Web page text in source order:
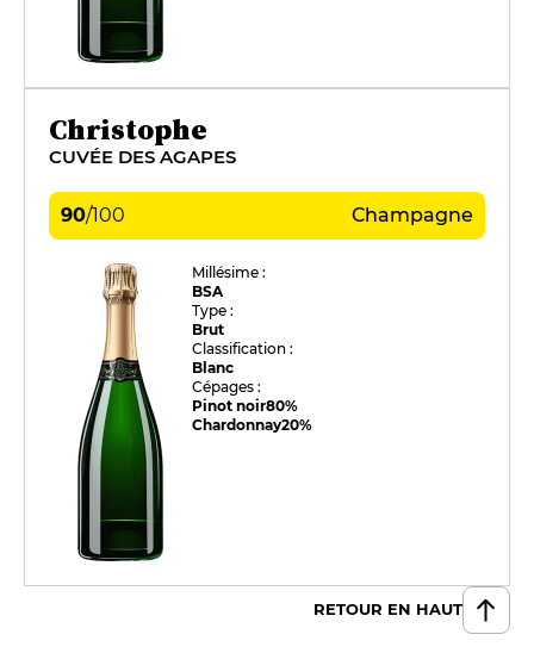
Christophe
CUVÉE DES AGAPES
90/100 Champagne
Millésime :
BSA
Type :
Brut
Classification :
Blanc
Cépages :
Pinot noir80%
Chardonnay20%
RETOUR EN HAUT